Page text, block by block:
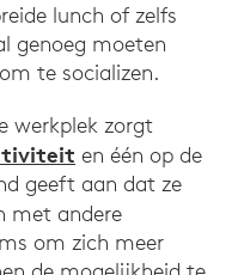
lunch of zelfs
genoeg moeten
te socializen.
werkplek zorgt
en één op de
geeft aan dat ze
met andere
om zich meer